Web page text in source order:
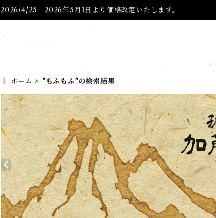
2026/4/25 2026年5月1日より価格改定いたします。
‖ ホーム "もふもふ"の検索結果